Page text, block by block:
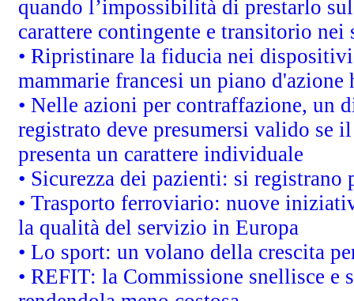
quando l’impossibilità di prestarlo
carattere contingente e transitorio
• Ripristinare la fiducia nei
mammarie francesi un piano
• Nelle azioni per contraffazione, un
registrato deve presumersi valido se
presenta un carattere individuale
• Sicurezza dei pazienti: si
• Trasporto ferroviario: nuove
la qualità del servizio in Europa
• Lo sport: un volano della crescita
• REFIT: la Commissione snellisce